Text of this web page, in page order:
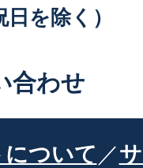
を除く）
合わせ
ついて